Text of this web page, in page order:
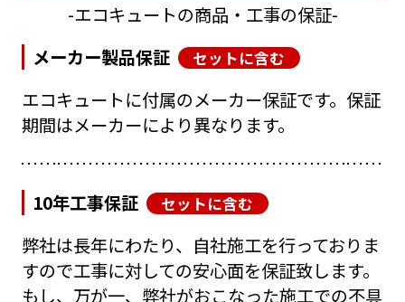
エコキュートの商品・工事の保証
メーカー製品保証
セットに含む
エコキュートに付属のメーカー保証です。保証
期間はメーカーにより異なります。
10年工事保証 セットに含む
弊社は長年にわたり、自社施工を行っておりま
すので工事に対しての安心面を保証致します。
もし、万が一、弊社がおこなった施工での不具